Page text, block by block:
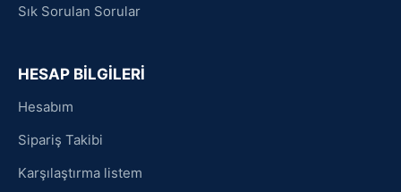
Sık Sorulan Sorular
HESAP BİLGİLERİ
Hesabım
Sipariş Takibi
Karşılaştırma listem